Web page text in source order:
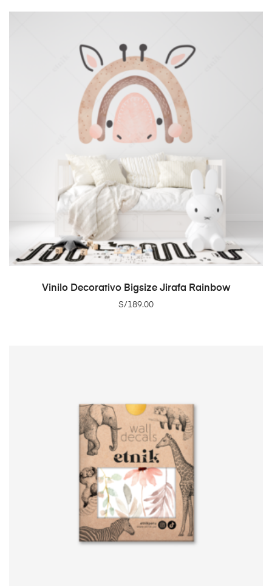
ADD TO CART
Vinilo Decorativo Bigsize Jirafa Rainbow
S/189.00